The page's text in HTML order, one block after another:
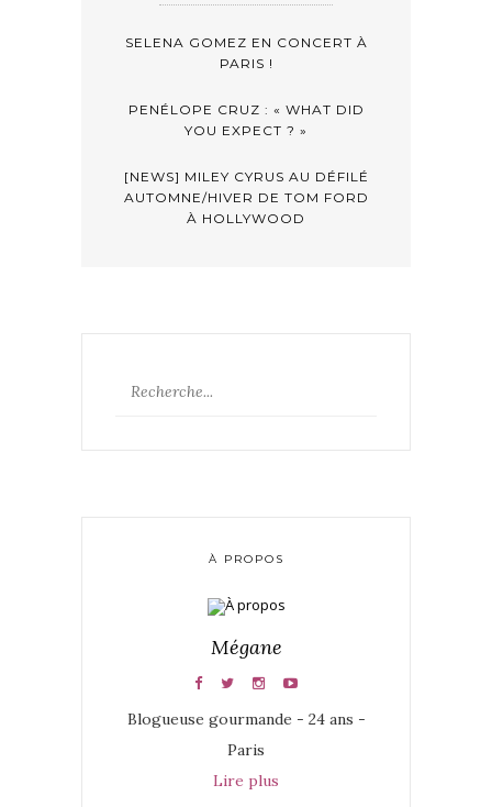
SELENA GOMEZ EN CONCERT À
PARIS !
PENÉLOPE CRUZ : « WHAT DID
YOU EXPECT ? »
[NEWS] MILEY CYRUS AU DÉFILÉ
AUTOMNE/HIVER DE TOM FORD
À HOLLYWOOD
À PROPOS
Mégane
Blogueuse gourmande - 24 ans -
Paris
Lire plus